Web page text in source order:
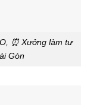
⏰ Xưởng làm tư
Gòn